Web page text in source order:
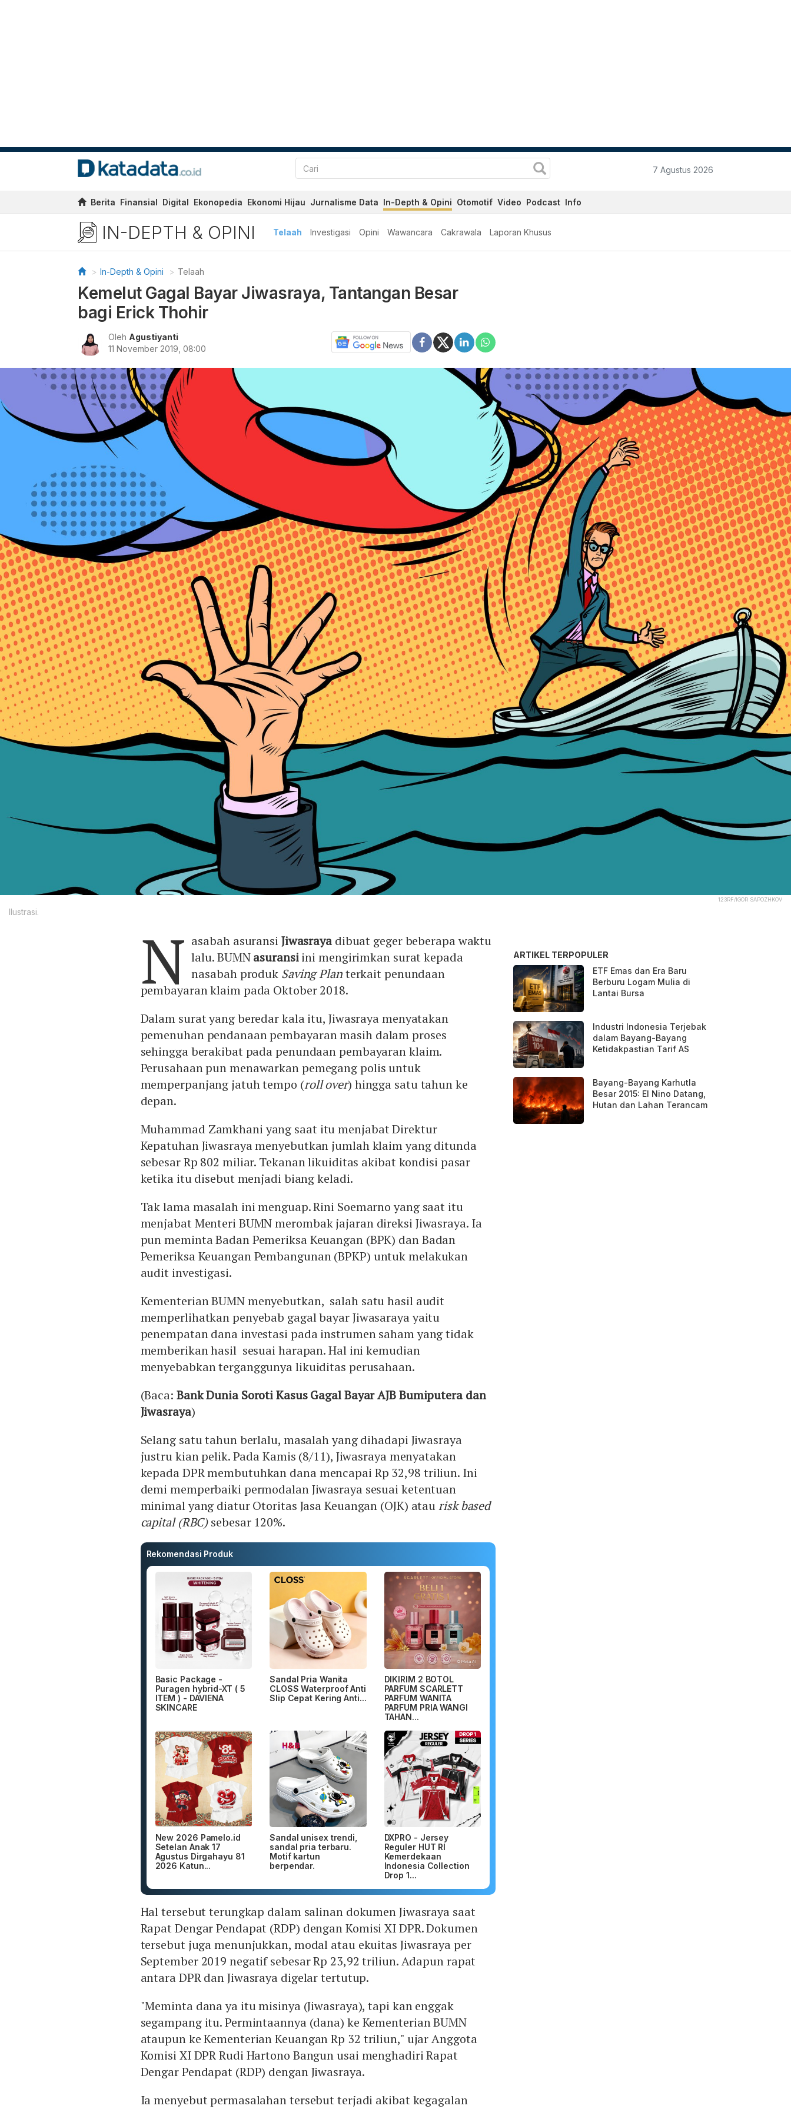
7 Agustus 2026
Berita Finansial Digital Ekonopedia Ekonomi Hijau Jurnalisme Data In-Depth & Opini Otomotif Video Podcast Info
IN-DEPTH & OPINI Telaah Investigasi Opini Wawancara Cakrawala Laporan Khusus
In-Depth & Opini Telaah
Kemelut Gagal Bayar Jiwasraya, Tantangan Besar
bagi Erick Thohir
Oleh Agustiyanti
11 November 2019, 08:00
123RF/IGOR SAPOZHKOV
Ilustrasi.
N asabah asuransi Jiwasrayadibuat geger beberapa waktu
lalu. BUMNasuransiini mengirimkan surat kepada
nasabah produk Saving Planterkait penundaan
pembayaran klaim pada Oktober 2018.
Dalam surat yang beredar kala itu, Jiwasraya menyatakan
pemenuhan pendanaan pembayaran masih dalam proses
sehingga berakibat pada penundaan pembayaran klaim.
Perusahaan pun menawarkan pemegang polis untuk
memperpanjang jatuh tempo (roll over) hingga satu tahun ke
depan.
Muhammad Zamkhani yang saat itu menjabat Direktur
Kepatuhan Jiwasraya menyebutkan jumlah klaim yang ditunda
sebesar Rp 802 miliar. Tekanan likuiditas akibat kondisi pasar
ketika itu disebut menjadi biang keladi.
Tak lama masalah ini menguap. Rini Soemarno yang saat itu
menjabat Menteri BUMN merombak jajaran direksi Jiwasraya. Ia
pun meminta Badan Pemeriksa Keuangan (BPK) dan Badan
Pemeriksa Keuangan Pembangunan (BPKP) untuk melakukan
audit investigasi.
Kementerian BUMN menyebutkan, salah satu hasil audit
memperlihatkan penyebab gagal bayar Jiwasaraya yaitu
penempatan dana investasi pada instrumen saham yang tidak
memberikan hasil sesuai harapan. Hal ini kemudian
menyebabkan terganggunya likuiditas perusahaan.
(Baca: Bank Dunia Soroti Kasus Gagal Bayar AJB Bumiputera dan
Jiwasraya)
Selang satu tahun berlalu, masalah yang dihadapi Jiwasraya
justru kian pelik. Pada Kamis (8/11), Jiwasraya menyatakan
kepada DPR membutuhkan dana mencapai Rp 32,98 triliun. Ini
demi memperbaiki permodalan Jiwasraya sesuai ketentuan
minimal yang diatur Otoritas Jasa Keuangan (OJK) ataurisk based
capital (RBC)sebesar 120%.
Rekomendasi Produk
Basic Package -
Puragen hybrid-XT ( 5
ITEM ) - DAVIENA
SKINCARE
Sandal Pria Wanita
CLOSS Waterproof Anti
Slip Cepat Kering Anti...
DIKIRIM 2 BOTOL
PARFUM SCARLETT
PARFUM WANITA
PARFUM PRIA WANGI
TAHAN...
New 2026 Pamelo.id
Setelan Anak 17
Agustus Dirgahayu 81
2026 Katun...
Sandal unisex trendi,
sandal pria terbaru.
Motif kartun
berpendar.
DXPRO - Jersey
Reguler HUT RI
Kemerdekaan
Indonesia Collection
Drop 1...
Hal tersebut terungkap dalam salinan dokumen Jiwasraya saat
Rapat Dengar Pendapat (RDP) dengan Komisi XI DPR. Dokumen
tersebut juga menunjukkan, modal atau ekuitas Jiwasraya per
September 2019 negatif sebesar Rp 23,92 triliun. Adapun rapat
antara DPR dan Jiwasraya digelar tertutup.
"Meminta dana ya itu misinya (Jiwasraya), tapi kan enggak
segampang itu. Permintaannya (dana) ke Kementerian BUMN
ataupun ke Kementerian Keuangan Rp 32 triliun," ujar Anggota
Komisi XI DPR Rudi Hartono Bangun usai menghadiri Rapat
Dengar Pendapat (RDP) dengan Jiwasraya.
Ia menyebut permasalahan tersebut terjadi akibat kegagalan
ARTIKEL TERPOPULER
ETF Emas dan Era Baru
Berburu Logam Mulia di
Lantai Bursa
Industri Indonesia Terjebak
dalam Bayang-Bayang
Ketidakpastian Tarif AS
Bayang-Bayang Karhutla
Besar 2015: El Nino Datang,
Hutan dan Lahan Terancam